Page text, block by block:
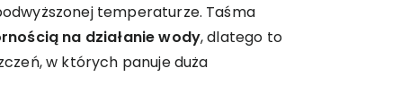
temperaturze. Taśma
na działanie wody, dlatego to
w których panuje duża